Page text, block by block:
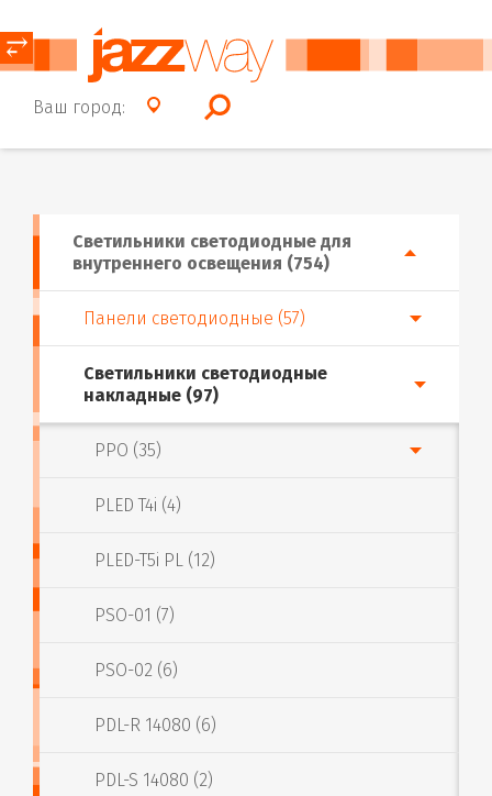
Ваш город:
⥂
Светильники светодиодные для
внутреннего освещения (754)
Панели светодиодные (57)
Светильники светодиодные
накладные (97)
PPO (35)
PLED T4i (4)
PLED-T5i PL (12)
PSO-01 (7)
PSO-02 (6)
PDL-R 14080 (6)
PDL-S 14080 (2)